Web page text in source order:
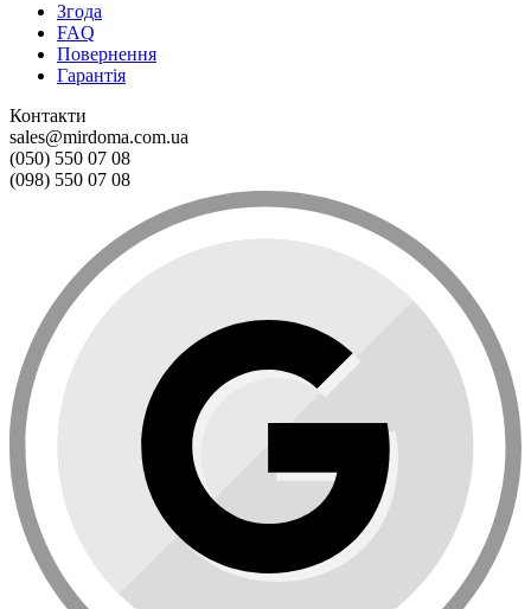
Згода
FAQ
Повернення
Гарантія
Контакти
sales@mirdoma.com.ua
(050) 550 07 08
(098) 550 07 08